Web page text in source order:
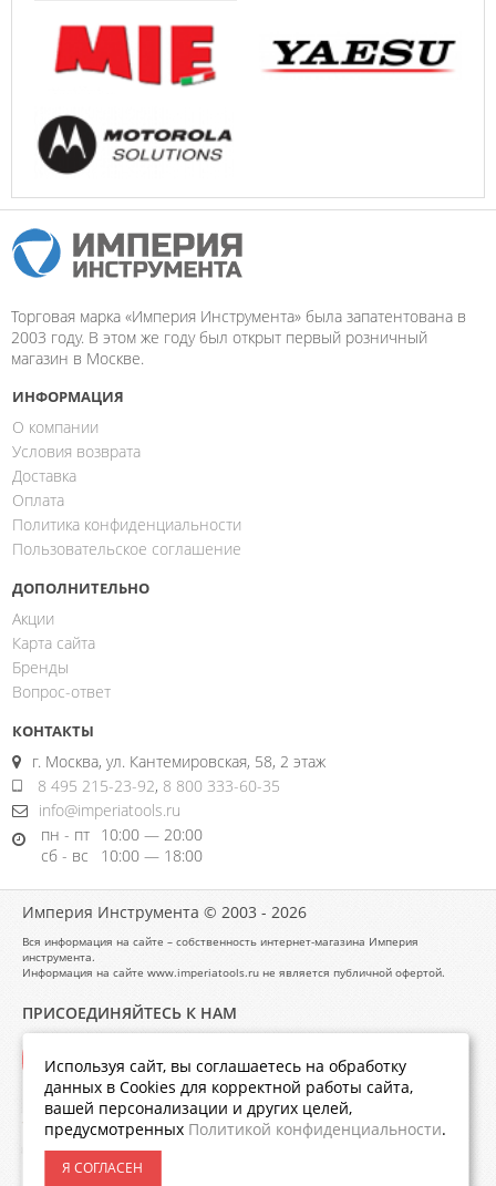
Торговая марка «Империя Инструмента» была запатентована в
2003 году. В этом же году был открыт первый розничный
магазин в Москве.
ИНФОРМАЦИЯ
О компании
Условия возврата
Доставка
Оплата
Политика конфиденциальности
Пользовательское соглашение
ДОПОЛНИТЕЛЬНО
Акции
Карта сайта
Бренды
Вопрос-ответ
КОНТАКТЫ
г. Москва, ул. Кантемировская, 58, 2 этаж
8 495 215-23-92, 8 800 333-60-35
info@imperiatools.ru
пн - пт 10:00 — 20:00
сб - вс
10:00 — 18:00
Империя Инструмента © 2003 - 2026
Вся информация на сайте – собственность интернет-магазина Империя
инструмента.
Информация на сайте www.imperiatools.ru не является публичной офертой.
ПРИСОЕДИНЯЙТЕСЬ К НАМ
Используя сайт, вы соглашаетесь на обработку
данных в Cookies для корректной работы сайта,
вашей персонализации и других целей,
предусмотренных Политикой конфиденциальности.
Я СОГЛАСЕН